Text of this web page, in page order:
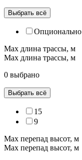
Выбрать всё
Опционально
Max длина трассы, м
Max длина трассы, м
0 выбрано
Выбрать всё
15
9
Max перепад высот, м
Max перепад высот, м